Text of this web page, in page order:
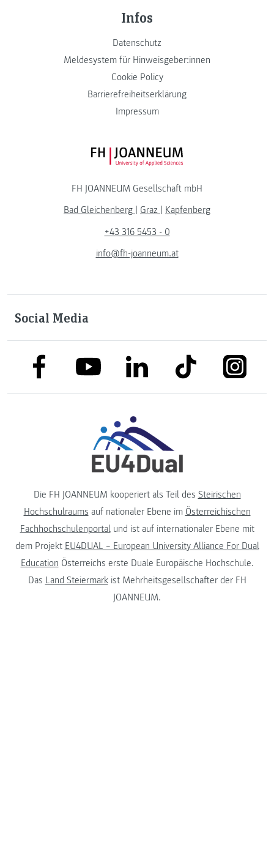
Infos
Datenschutz
Meldesystem für Hinweisgeber:innen
Cookie Policy
Barrierefreiheitserklärung
Impressum
FH JOANNEUM Logo
FH JOANNEUM Gesellschaft mbH
Bad Gleichenberg
Graz
Kapfenberg
+43 316 5453 - 0
info@fh-joanneum.at
Social Media
link to facebooklink to youtubelink to linkedinlink to tiktok
Die FH JOANNEUM kooperiert als Teil des Steirischen
Hochschulraums auf nationaler Ebene im Österreichischen
Fachhochschulenportalund ist auf internationaler Ebene mit
dem Projekt EU4DUAL – European University Alliance For Dual
Education Österreichs erste Duale Europäische Hochschule.
Das Land Steiermarkist Mehrheitsgesellschafter der FH
JOANNEUM.